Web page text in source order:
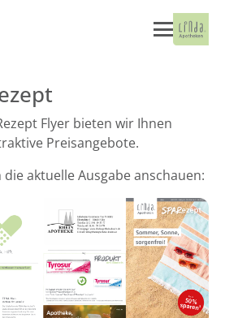
Flyer bieten wir Ihnen
Preisangebote.
aktuelle Ausgabe anschauen: